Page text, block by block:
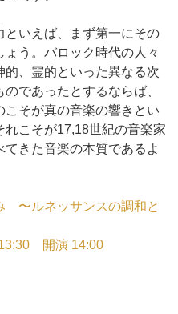
いえば、まず第一にその
う。バロック時代の人々
、霊的といった異なる次
であったとするならば、
そが真の音楽の響きとい
れこそが17,18世紀の音楽家
きた音楽の本質であるよ
〜ルネッサンスの調和と
開演 14:00